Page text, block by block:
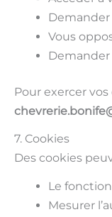
Vous
Pour exercer
7. Cookies
Des cookies
Le
Mesurer